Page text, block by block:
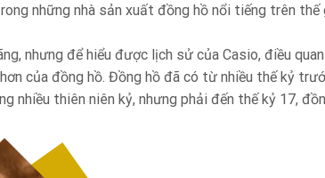
những nhà sản xuất đồng hồ nổi tiếng trên thế
nhưng để hiểu được lịch sử của Casio, điều
của đồng hồ. Đồng hồ đã có từ nhiều thế kỷ
thiên niên kỷ, nhưng phải đến thế kỷ 17,